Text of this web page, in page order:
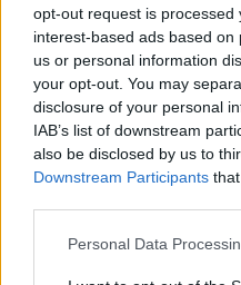
opt-out request is processed
interest-based ads based
us or personal information
your opt-out. You may
disclosure of your personal
IAB’s list of downstream
also be disclosed by us to
Downstream Participants
Personal Data